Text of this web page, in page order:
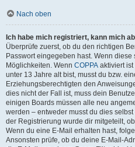
Nach oben
Ich habe mich registriert, kann mich
Überprüfe zuerst, ob du den richtigen
Passwort eingegeben hast. Wenn
Möglichkeiten. Wenn COPPA aktiviert
unter 13 Jahre alt bist, musst du bzw.
Erziehungsberechtigten den
dies nicht der Fall ist, muss dein
einigen Boards müssen alle neu
werden – entweder musst du dies
der Registrierung wurde dir mitgeteilt,
Wenn du eine E-Mail erhalten hast,
Ansonsten prüfe, ob du deine E-Mail-